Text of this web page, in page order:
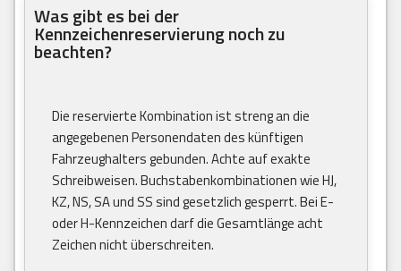
Was gibt es bei der
Kennzeichenreservierung noch zu
beachten?
Die reservierte Kombination ist streng an die
angegebenen Personendaten des künftigen
Fahrzeughalters gebunden. Achte auf exakte
Schreibweisen. Buchstabenkombinationen wie HJ,
KZ, NS, SA und SS sind gesetzlich gesperrt. Bei E-
oder H-Kennzeichen darf die Gesamtlänge acht
Zeichen nicht überschreiten.